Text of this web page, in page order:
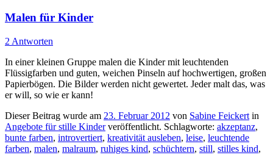
Malen für Kinder
2 Antworten
In einer kleinen Gruppe malen die Kinder mit leuchtenden
Flüssigfarben und guten, weichen Pinseln auf hochwertigen, großen
Papierbögen. Die Bilder werden nicht gewertet. Jeder malt das, was
er will, so wie er kann!
Dieser Beitrag wurde am 23. Februar 2012 von Sabine Feickert in
Angebote für stille Kinderveröffentlicht. Schlagworte: akzeptanz,
bunte farben, introvertiert, kreativität ausleben, leise, leuchtende
farben, malen, malraum, ruhiges kind, schüchtern, still, stilles kind,